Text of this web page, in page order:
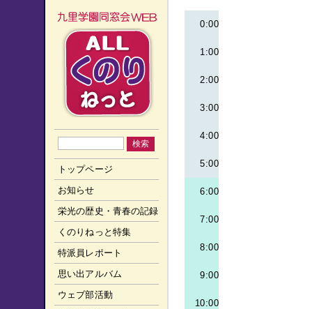
トップページ
お知らせ
栄光の歴史・青春の記録
くのりねっと特集
特派員レポート
思い出アルバム
ウェブ部活動
0:00
1:00
2:00
3:00
4:00
5:00
6:00
7:00
8:00
9:00
10:00